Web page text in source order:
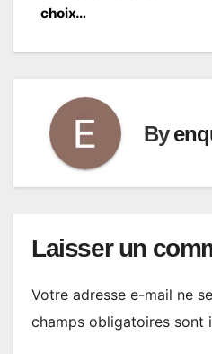
l’article
choix…
By
Laisser un
Votre adresse e-mail ne
champs obligatoires sont